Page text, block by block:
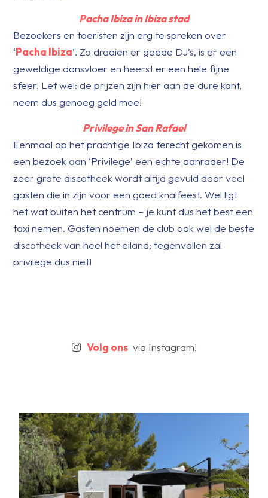
Pacha Ibizain Ibiza stad
Bezoekers en toeristen zijn erg te spreken over
‘Pacha Ibiza’. Zo draaien er goede DJ’s, is er een
geweldige dansvloer en heerst er een hele fijne
sfeer. Let wel: de prijzen zijn hier aan de dure kant,
neem dus genoeg geld mee!
Privilege in San Rafael
Eenmaal op het prachtige Ibiza terecht gekomen is
een bezoek aan ‘Privilege’ een echte aanrader! De
zeer grote discotheek wordt altijd gevuld door veel
gasten die in zijn voor een goed knalfeest. Wel ligt
het wat buiten het centrum – je kunt dus het best een
taxi nemen. Gasten noemen de club ook wel de beste
discotheek van heel het eiland; tegenvallen zal
privilege dus niet!
Volg onsvia Instagram!